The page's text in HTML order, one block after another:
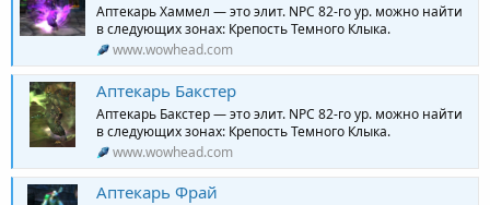
Аптекарь Хаммел — это элит. NPC 82-го ур. можно найти
в следующих зонах: Крепость Темного Клыка.
www.wowhead.com
Аптекарь Бакстер
Аптекарь Бакстер — это элит. NPC 82-го ур. можно найти
в следующих зонах: Крепость Темного Клыка.
www.wowhead.com
Аптекарь Фрай